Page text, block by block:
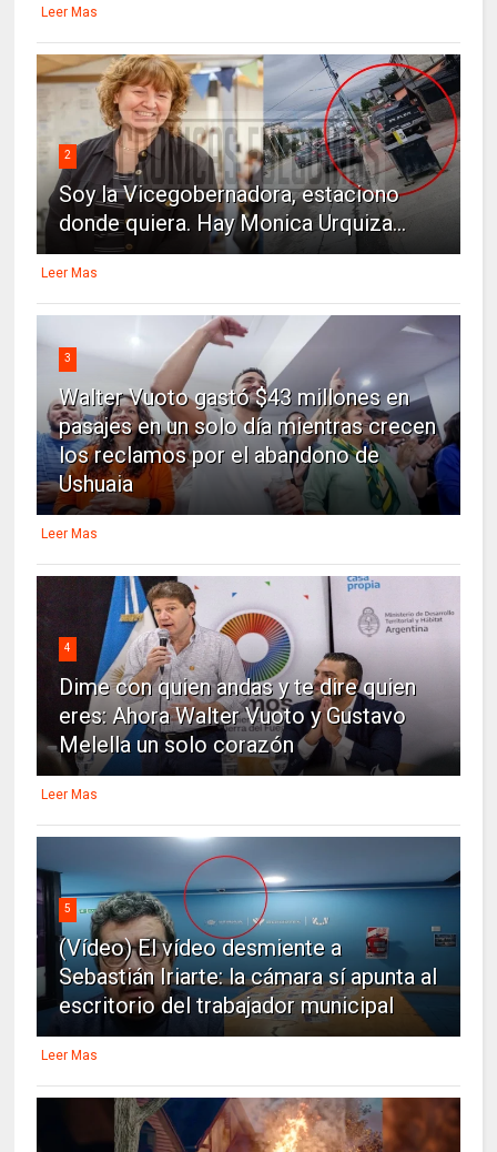
Leer Mas
2
Soy la Vicegobernadora, estaciono
donde quiera. Hay Monica Urquiza...
Leer Mas
3
Walter Vuoto gastó $43 millones en
pasajes en un solo día mientras crecen
los reclamos por el abandono de
Ushuaia
Leer Mas
4
Dime con quien andas y te dire quien
eres: Ahora Walter Vuoto y Gustavo
Melella un solo corazón
Leer Mas
5
(Vídeo) El vídeo desmiente a
Sebastián Iriarte: la cámara sí apunta al
escritorio del trabajador municipal
Leer Mas